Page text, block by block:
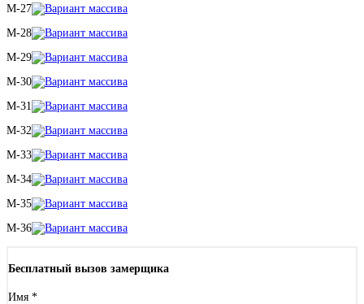
M-27
M-28
M-29
M-30
M-31
M-32
M-33
M-34
M-35
M-36
Бесплатный вызов замерщика
Имя *